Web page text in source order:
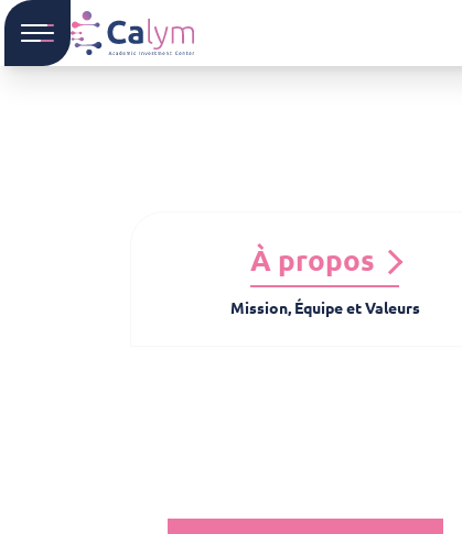
À propos
Mission, Équipe et Valeurs